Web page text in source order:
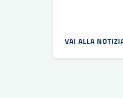
VAI ALLA